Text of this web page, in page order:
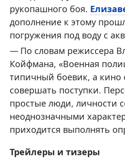
рукопашного боя.
дополнение к этому
погружения под воду с
По словам режиссера
Койфмана, «Военная
типичный боевик, а
совершать поступки.
простые люди, личности
неоднозначными
приходится выполнять
Трейлеры и тизеры